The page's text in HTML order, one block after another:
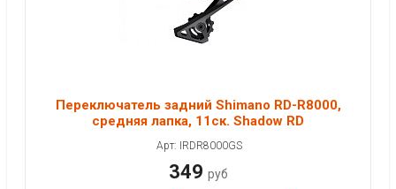
Переключатель задний Shimano RD-R8000,
средняя лапка, 11ск. Shadow RD
Арт: IRDR8000GS
349 руб